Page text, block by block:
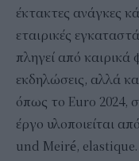
έκτακτες ανάγκες
εταιρικές
πληγεί από καιρικά
εκδηλώσεις, αλλά
όπως το Euro 2024,
έργο υλοποιείται
und Meiré, elastique.